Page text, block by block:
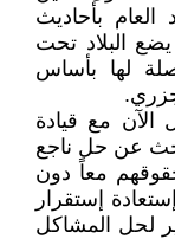
بأحاديث
البلاد تحت
لها بأساس
الآن مع قيادة
عن حل ناجع
معاً دون
إستقرار
لحل المشاكل